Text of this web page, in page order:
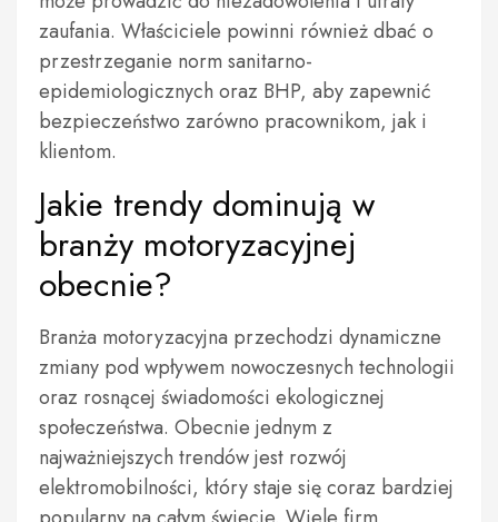
zaufania. Właściciele powinni również dbać o
przestrzeganie norm sanitarno-
epidemiologicznych oraz BHP, aby zapewnić
bezpieczeństwo zarówno pracownikom, jak i
klientom.
Jakie trendy dominują w
branży motoryzacyjnej
obecnie?
Branża motoryzacyjna przechodzi dynamiczne
zmiany pod wpływem nowoczesnych technologii
oraz rosnącej świadomości ekologicznej
społeczeństwa. Obecnie jednym z
najważniejszych trendów jest rozwój
elektromobilności, który staje się coraz bardziej